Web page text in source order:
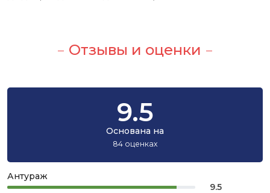
Отзывы и оценки
9.5
Основана на
84 оценках
Антураж
9.5